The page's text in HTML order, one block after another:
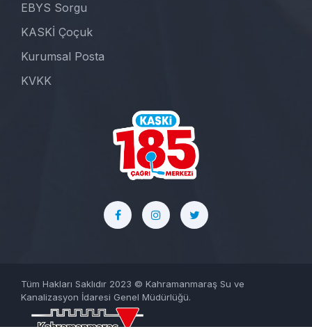
EBYS Sorgu
KASKİ Çoçuk
Kurumsal Posta
KVKK
Tüm Hakları Saklıdır 2023 © Kahramanmaraş Su ve
Kanalizasyon İdaresi Genel Müdürlüğü.